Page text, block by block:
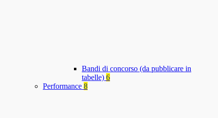
Bandi di concorso (da pubblicare in
tabelle) 6
Performance 8